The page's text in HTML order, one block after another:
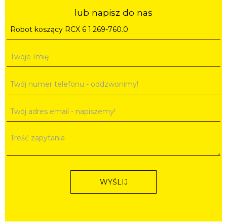
lub napisz do nas
WYŚLIJ